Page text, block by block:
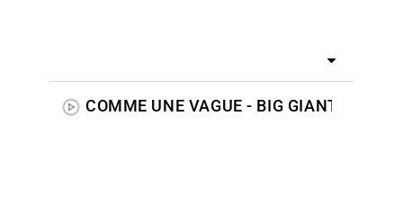
COMME UNE VAGUE - BIG GIANT WAVE